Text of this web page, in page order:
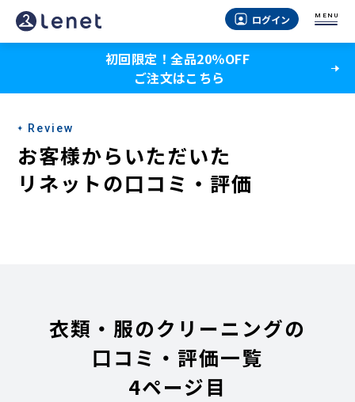
ログイン MENU
初回限定！全品20％OFF
ご注文はこちら
Review
お客様からいただいた
リネットの口コミ・評価
衣類・服のクリーニングの
口コミ・評価一覧
4ページ目